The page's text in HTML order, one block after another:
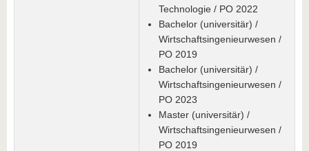
Technologie / PO 2022
Bachelor (universitär) /
Wirtschaftsingenieurwesen /
PO 2019
Bachelor (universitär) /
Wirtschaftsingenieurwesen /
PO 2023
Master (universitär) /
Wirtschaftsingenieurwesen /
PO 2019